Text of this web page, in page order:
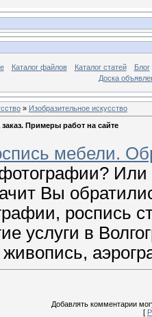
Каталог файлов Каталог статей
Блог
Доска
» Изобразительное искусство
Примеры работ на сайте
мебели.
Вы
роспись
услуги в
Добавлять комментарии
[